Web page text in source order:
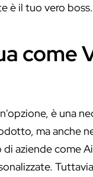
è il tuo vero boss.
come
è una
ma anche
aziende come